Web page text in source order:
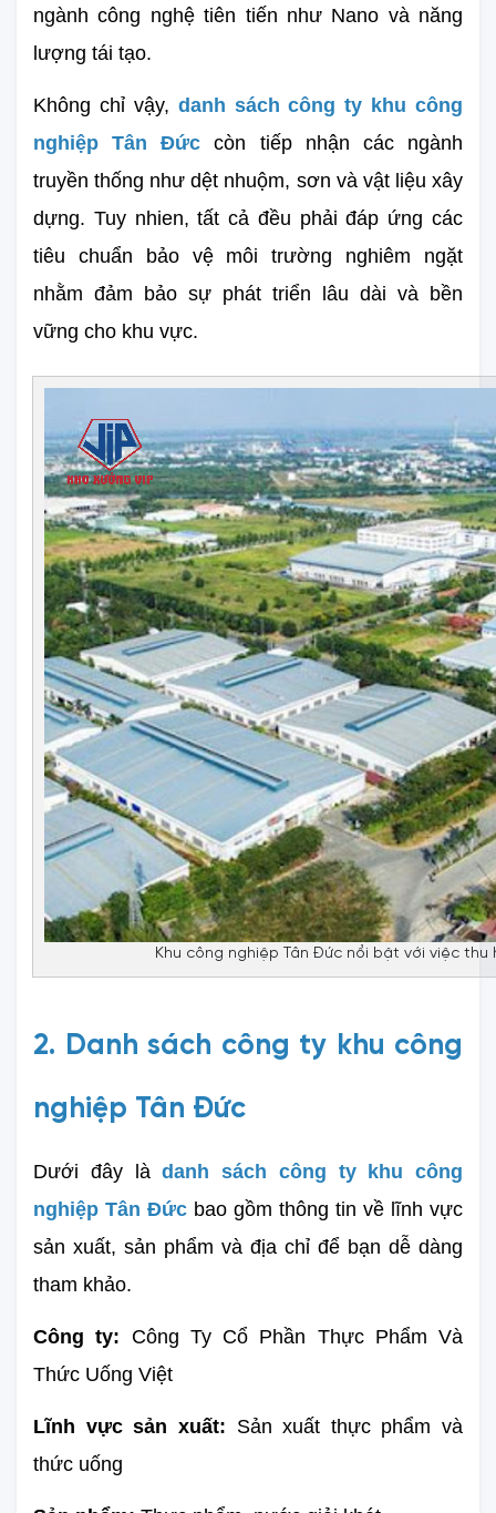
ngành công nghệ tiên tiến như Nano và năng
lượng tái tạo.
Không chỉ vậy, danh sách công ty khu công
nghiệp Tân Đức còn tiếp nhận các ngành
truyền thống như dệt nhuộm, sơn và vật liệu xây
dựng. Tuy nhien, tất cả đều phải đáp ứng các
tiêu chuẩn bảo vệ môi trường nghiêm ngặt
nhằm đảm bảo sự phát triển lâu dài và bền
vững cho khu vực.
Khu công nghiệp Tân Đức nổi bật với việc
2. Danh sách công ty khu công
nghiệp Tân Đức
Dưới đây là danh sách công ty khu công
nghiệp Tân Đức bao gồm thông tin về lĩnh vực
sản xuất, sản phẩm và địa chỉ để bạn dễ dàng
tham khảo.
Công ty: Công Ty Cổ Phần Thực Phẩm Và
Thức Uống Việt
Lĩnh vực sản xuất: Sản xuất thực phẩm và
thức uống